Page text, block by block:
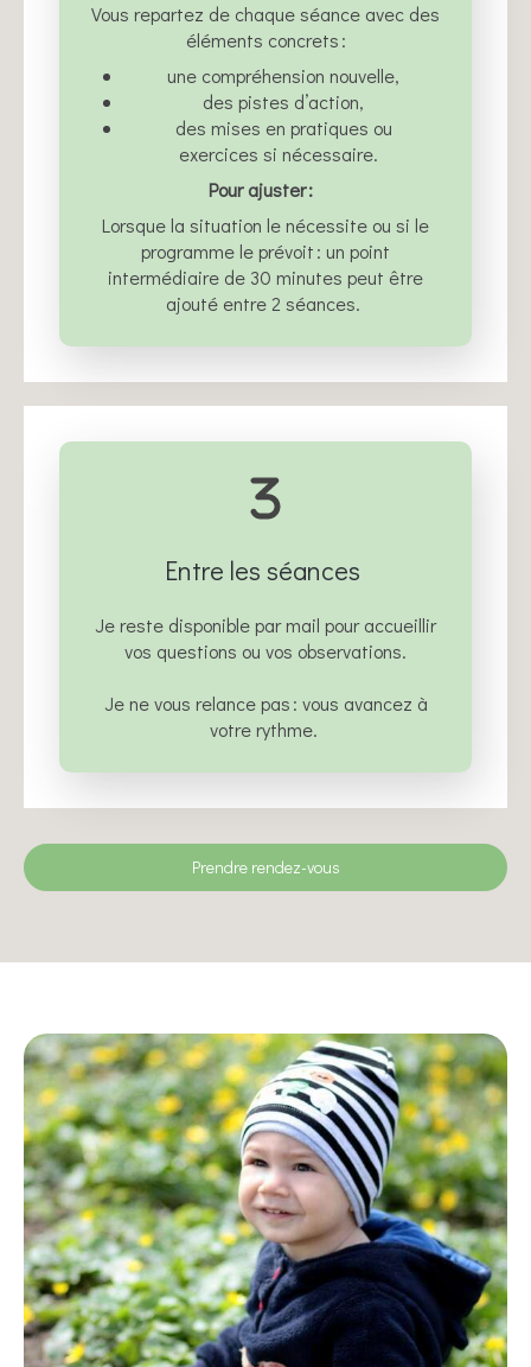
Vous repartez de chaque séance avec des
éléments concrets :
une compréhension nouvelle,
des pistes d’action,
des mises en pratiques ou
exercices si nécessaire.
Pour ajuster :
Lorsque la situation le nécessite ou si le
programme le prévoit : un point
intermédiaire de 30 minutes peut être
ajouté entre 2 séances.
Entre les séances
Je reste disponible par mail pour accueillir
vos questions ou vos observations.
Je ne vous relance pas : vous avancez à
votre rythme.
Prendre rendez-vous